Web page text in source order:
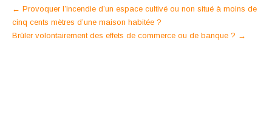
Post
navigation
← Provoquer l’incendie d’un espace cultivé ou non situé à moins de
cinq cents mètres d’une maison habitée ?
Brûler volontairement des effets de commerce ou de banque ? →